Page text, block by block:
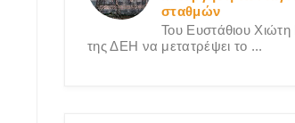
σταθμών
Του Ευστάθιου
της ΔΕΗ να μετατρέψει το ...